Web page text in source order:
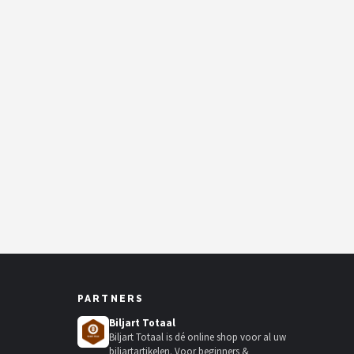
PARTNERS
Biljart Totaal
Biljart Totaal is dé online shop voor al uw
biljartartikelen. Voor beginners &